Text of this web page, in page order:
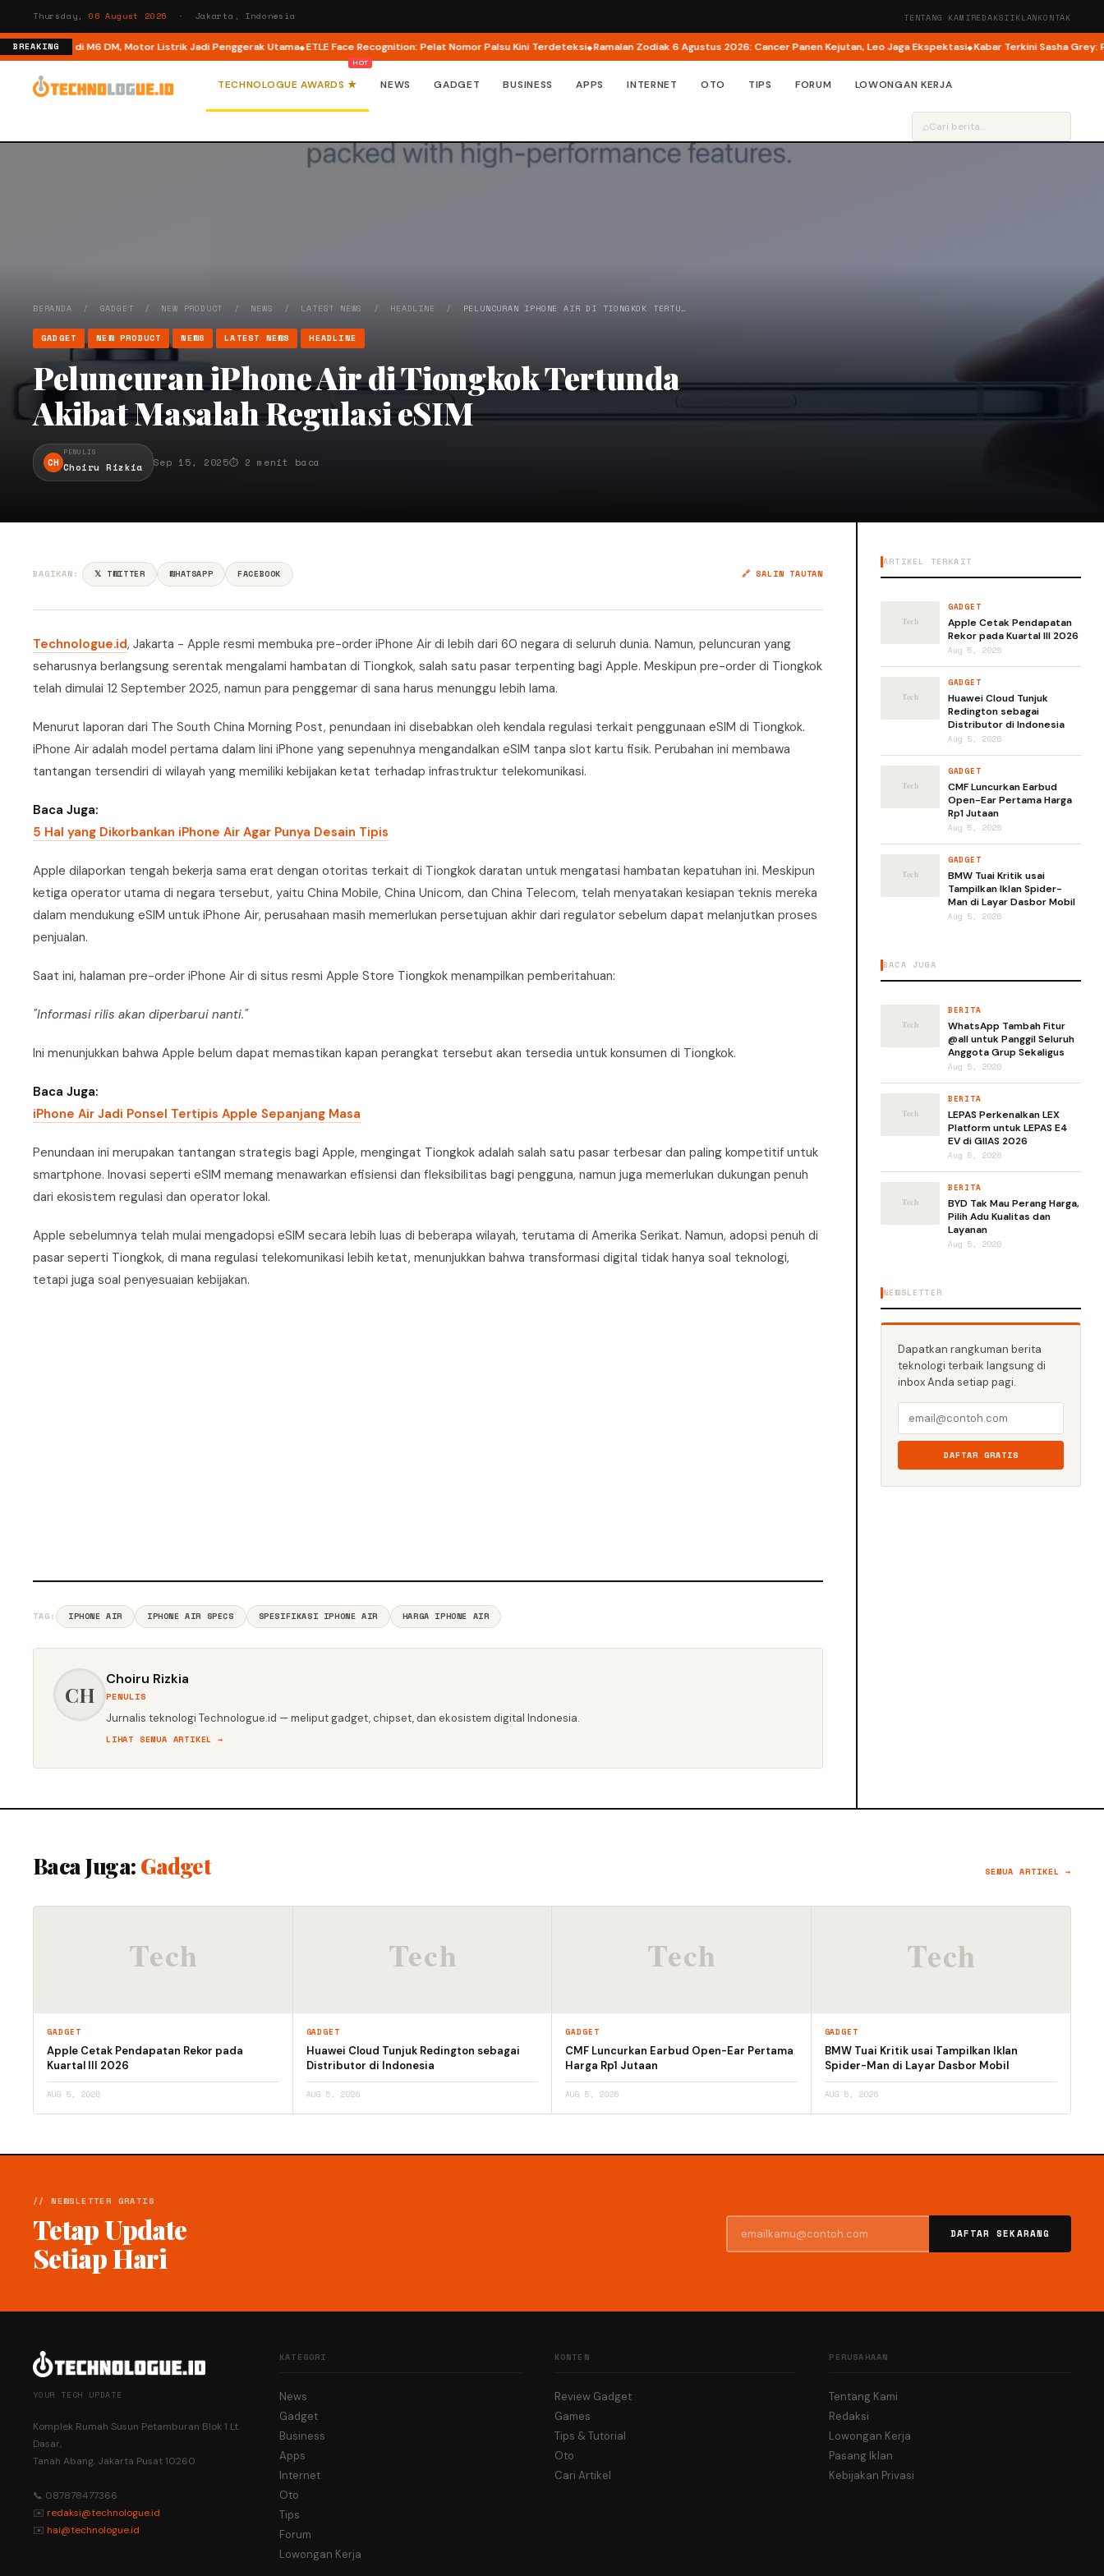
Thursday, 06 August 2026 · Jakarta, Indonesia TENTANG KAMIREDAKSIIKLANKONTAK
BREAKING
Mode di M6 DM, Motor Listrik Jadi Penggerak Utama ETLE Face Recognition: Pelat Nomor Palsu Kini Terdeteksi Ramalan Zodiak 6 Agustus 2026: Cancer Panen Kejutan, Leo Jaga Ekspektasi Kabar Terkini Sasha Grey:
TECHNOLOGUE AWARDS ★ NEWS GADGET BUSINESS APPS INTERNET OTO TIPS FORUM LOWONGAN KERJA
⌕
BERANDA / GADGET / NEW PRODUCT / NEWS / LATEST NEWS / HEADLINE / PELUNCURAN IPHONE AIR DI TIONGKOK TERTU…
GADGET NEW PRODUCT NEWS LATEST NEWS HEADLINE
Peluncuran iPhone Air di Tiongkok Tertunda
Akibat Masalah Regulasi eSIM
CH
PENULIS
Choiru Rizkia Sep 15, 2025⏱ 2 menit baca
BAGIKAN: 𝕏 TWITTER WHATSAPP FACEBOOK 🔗 SALIN TAUTAN
Technologue.id, Jakarta - Apple resmi membuka pre-order iPhone Air di lebih dari 60 negara di seluruh dunia. Namun, peluncuran yang
seharusnya berlangsung serentak mengalami hambatan di Tiongkok, salah satu pasar terpenting bagi Apple. Meskipun pre-order di Tiongkok
telah dimulai 12 September 2025, namun para penggemar di sana harus menunggu lebih lama.
Menurut laporan dari The South China Morning Post, penundaan ini disebabkan oleh kendala regulasi terkait penggunaan eSIM di Tiongkok.
iPhone Air adalah model pertama dalam lini iPhone yang sepenuhnya mengandalkan eSIM tanpa slot kartu fisik. Perubahan ini membawa
tantangan tersendiri di wilayah yang memiliki kebijakan ketat terhadap infrastruktur telekomunikasi.
Baca Juga:
5 Hal yang Dikorbankan iPhone Air Agar Punya Desain Tipis
Apple dilaporkan tengah bekerja sama erat dengan otoritas terkait di Tiongkok daratan untuk mengatasi hambatan kepatuhan ini. Meskipun
ketiga operator utama di negara tersebut, yaitu China Mobile, China Unicom, dan China Telecom, telah menyatakan kesiapan teknis mereka
dalam mendukung eSIM untuk iPhone Air, perusahaan masih memerlukan persetujuan akhir dari regulator sebelum dapat melanjutkan proses
penjualan.
Saat ini, halaman pre-order iPhone Air di situs resmi Apple Store Tiongkok menampilkan pemberitahuan:
"Informasi rilis akan diperbarui nanti."
Ini menunjukkan bahwa Apple belum dapat memastikan kapan perangkat tersebut akan tersedia untuk konsumen di Tiongkok.
Baca Juga:
iPhone Air Jadi Ponsel Tertipis Apple Sepanjang Masa
Penundaan ini merupakan tantangan strategis bagi Apple, mengingat Tiongkok adalah salah satu pasar terbesar dan paling kompetitif untuk
smartphone. Inovasi seperti eSIM memang menawarkan efisiensi dan fleksibilitas bagi pengguna, namun juga memerlukan dukungan penuh
dari ekosistem regulasi dan operator lokal.
Apple sebelumnya telah mulai mengadopsi eSIM secara lebih luas di beberapa wilayah, terutama di Amerika Serikat. Namun, adopsi penuh di
pasar seperti Tiongkok, di mana regulasi telekomunikasi lebih ketat, menunjukkan bahwa transformasi digital tidak hanya soal teknologi,
tetapi juga soal penyesuaian kebijakan.
TAG: IPHONE AIR IPHONE AIR SPECS SPESIFIKASI IPHONE AIR HARGA IPHONE AIR
CH
Choiru Rizkia
PENULIS
Jurnalis teknologi Technologue.id — meliput gadget, chipset, dan ekosistem digital Indonesia.
LIHAT SEMUA ARTIKEL →
ARTIKEL TERKAIT
GADGET
Apple Cetak Pendapatan
Rekor pada Kuartal III 2026
Aug 5, 2026
GADGET
Huawei Cloud Tunjuk
Redington sebagai
Distributor di Indonesia
Aug 5, 2026
GADGET
CMF Luncurkan Earbud
Open-Ear Pertama Harga
Rp1 Jutaan
Aug 5, 2026
GADGET
BMW Tuai Kritik usai
Tampilkan Iklan Spider-
Man di Layar Dasbor Mobil
Aug 5, 2026
BACA JUGA
BERITA
WhatsApp Tambah Fitur
@all untuk Panggil Seluruh
Anggota Grup Sekaligus
Aug 5, 2026
BERITA
LEPAS Perkenalkan LEX
Platform untuk LEPAS E4
EV di GIIAS 2026
Aug 5, 2026
BERITA
BYD Tak Mau Perang Harga,
Pilih Adu Kualitas dan
Layanan
Aug 5, 2026
NEWSLETTER
Dapatkan rangkuman berita
teknologi terbaik langsung di
inbox Anda setiap pagi.
DAFTAR GRATIS
Baca Juga: Gadget SEMUA ARTIKEL →
GADGET
Apple Cetak Pendapatan Rekor pada
Kuartal III 2026
AUG 5, 2026
GADGET
Huawei Cloud Tunjuk Redington sebagai
Distributor di Indonesia
AUG 5, 2026
GADGET
CMF Luncurkan Earbud Open-Ear Pertama
Harga Rp1 Jutaan
AUG 5, 2026
GADGET
BMW Tuai Kritik usai Tampilkan Iklan
Spider-Man di Layar Dasbor Mobil
AUG 5, 2026
// NEWSLETTER GRATIS
Tetap Update
Setiap Hari
DAFTAR SEKARANG
YOUR TECH UPDATE
Komplek Rumah Susun Petamburan Blok 1 Lt.
Dasar,
Tanah Abang, Jakarta Pusat 10260
📞 087878477366
✉️ redaksi@technologue.id
✉️ hai@technologue.id
KATEGORI
News
Gadget
Business
Apps
Internet
Oto
Tips
Forum
Lowongan Kerja
KONTEN
Review Gadget
Games
Tips & Tutorial
Oto
Cari Artikel
PERUSAHAAN
Tentang Kami
Redaksi
Lowongan Kerja
Pasang Iklan
Kebijakan Privasi